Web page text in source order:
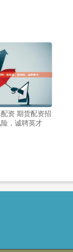
资 期货配资招
，诚聘英才